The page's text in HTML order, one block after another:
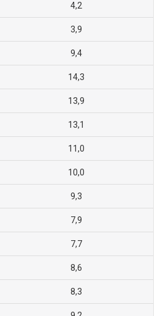
4,2
3,9
9,4
14,3
13,9
13,1
11,0
10,0
9,3
7,9
7,7
8,6
8,3